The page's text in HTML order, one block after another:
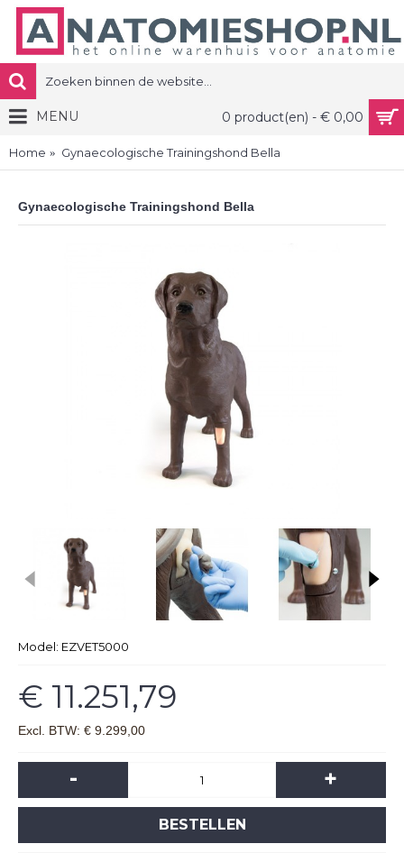
0 product(en) - € 0,00
MENU
Home Gynaecologische Trainingshond Bella
Gynaecologische Trainingshond Bella
Model: EZVET5000
€ 11.251,79
Excl. BTW: € 9.299,00
- +
BESTELLEN